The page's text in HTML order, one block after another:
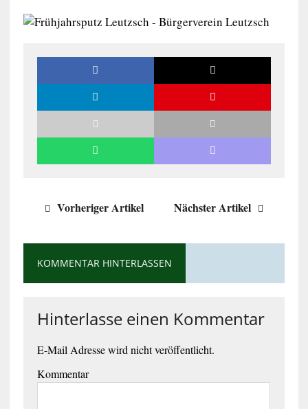
Vorheriger Artikel Nächster Artikel
KOMMENTAR HINTERLASSEN
Hinterlasse einen Kommentar
E-Mail Adresse wird nicht veröffentlicht.
Kommentar